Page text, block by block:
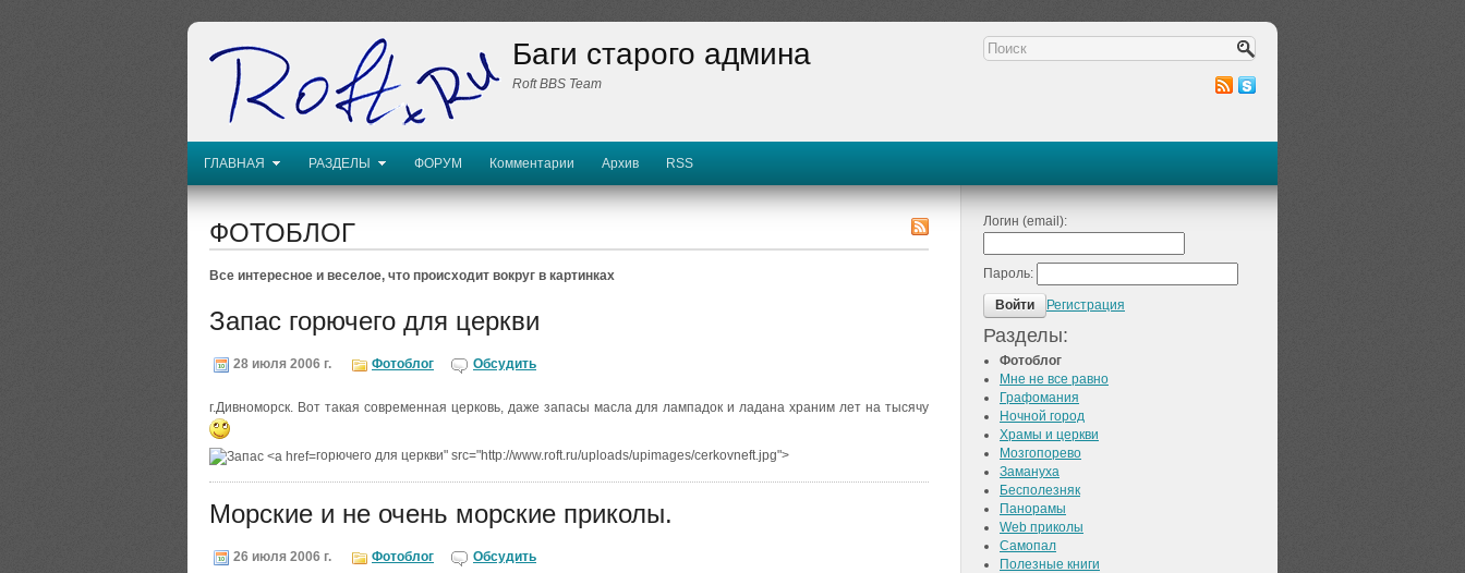
Баги старого админа
Roft BBS Team
ГЛАВНАЯ РАЗДЕЛЫ ФОРУМ Комментарии Архив RSS
ФОТОБЛОГ
Все интересное и веселое, что происходит вокруг в картинках
Запас горючего для церкви
28 июля 2006 г. Фотоблог Обсудить
г.Дивноморск. Вот такая современная церковь, даже запасы масла для лампадок и ладана храним лет на тысячу
горючего для церкви" src="http://www.roft.ru/uploads/upimages/cerkovneft.jpg">
Морские и не очень морские приколы.
26 июля 2006 г. Фотоблог Обсудить
Логин (email):
Пароль:
Войти Регистрация
Разделы:
Фотоблог
Мне не все равно
Графомания
Ночной город
Храмы и церкви
Мозгопорево
Замануха
Бесполезняк
Панорамы
Web приколы
Самопал
Полезные книги